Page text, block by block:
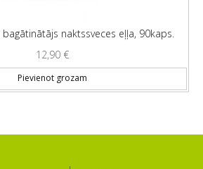
bagātinātājs naktssveces eļļa, 90kaps.
12,90 €
Pievienot grozam